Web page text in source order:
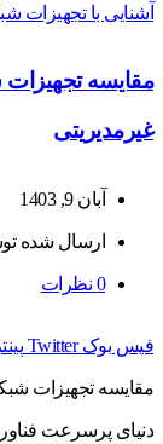
آشنایی با تجهیزات
مقایسه
غیرمدیریتی
آبان 9, 1403
ارسال شده
0 نظرات
فیس بوک Twitter
مقایسه تجهیزات
دنیای پرسرعت